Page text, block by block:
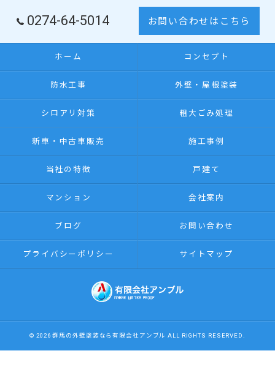
0274-64-5014 お問い合わせはこちら
ホーム コンセプト
防水工事 外壁・屋根塗装
シロアリ対策 粗大ごみ処理
新車・中古車販売 施工事例
当社の特徴 戸建て
マンション 会社案内
ブログ お問い合わせ
プライバシーポリシー サイトマップ
© 2026 群馬の外壁塗装なら有限会社アンブル ALL RIGHTS RESERVED.